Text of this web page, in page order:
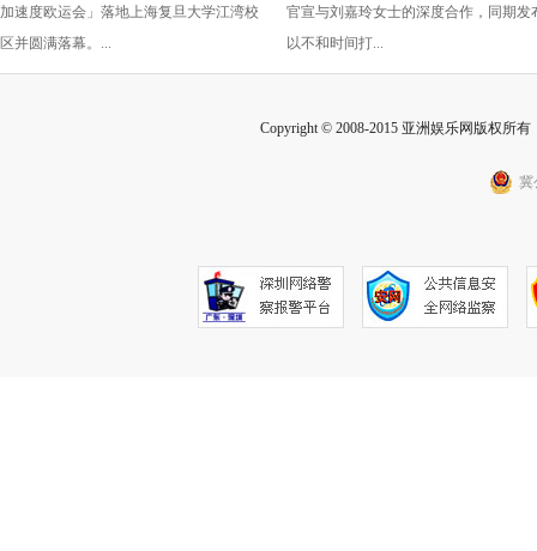
加速度欧运会」落地上海复旦大学江湾校
区并圆满落幕。...
从容生长
官宣与刘嘉玲女士的深度合作，同期发
以不和时间打...
Copyright © 2008-2015 亚洲娱乐网版权所
冀